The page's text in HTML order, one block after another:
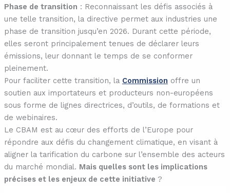
Phase de transition : Reconnaissant les défis associés à
une telle transition, la directive permet aux industries une
phase de transition jusqu’en 2026. Durant cette période,
elles seront principalement tenues de déclarer leurs
émissions, leur donnant le temps de se conformer
pleinement.
Pour faciliter cette transition, la Commission offre un
soutien aux importateurs et producteurs non-européens
sous forme de lignes directrices, d’outils, de formations et
de webinaires.
Le CBAM est au cœur des efforts de l’Europe pour
répondre aux défis du changement climatique, en visant à
aligner la tarification du carbone sur l’ensemble des acteurs
du marché mondial. Mais quelles sont les implications
précises et les enjeux de cette initiative ?